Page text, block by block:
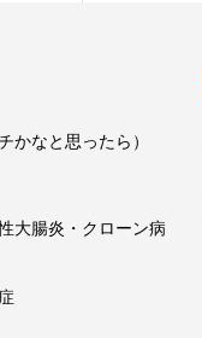
かなと思ったら）
大腸炎・クローン病